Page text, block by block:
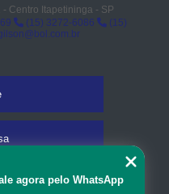
Centro Itapetininga - SP
(15) 3272-6086
(15)
agora pelo WhatsApp